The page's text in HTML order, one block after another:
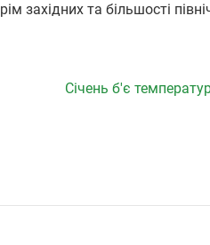
західних та більшості
Січень б'є